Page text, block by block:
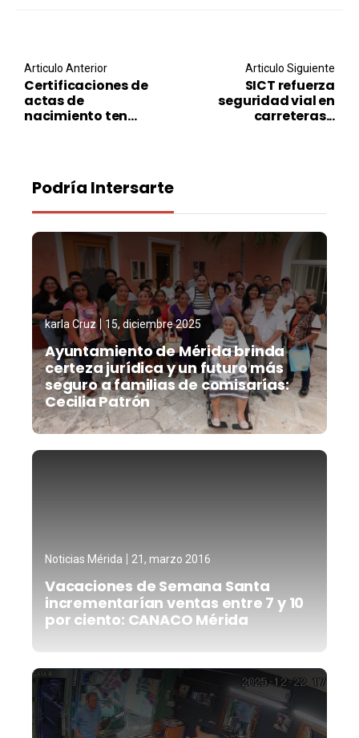
Post navigation
Articulo Anterior
Certificaciones de
actas de
nacimiento ten...
Articulo Siguiente
SICT refuerza
seguridad vial en
carreteras...
Podría Intersarte
karla Cruz 15, diciembre 2025
Ayuntamiento de Mérida brinda
certeza jurídica y un futuro más
seguro a familias de comisarías:
Cecilia Patrón
Noticias Mérida 21, marzo 2016
Vacaciones de Semana Santa
incrementarían ventas entre 7 y 10
por ciento: CANACO Mérida